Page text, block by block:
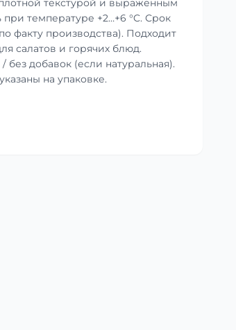
текстурой и выраженным
температуре +2…+6 °C. Срок
факту производства). Подходит
салатов и горячих блюд.
без добавок (если натуральная).
на упаковке.